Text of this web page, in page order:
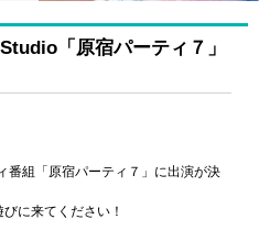
「原宿パーティ７」
番組「原宿パーティ７」に出演が決
に来てください！